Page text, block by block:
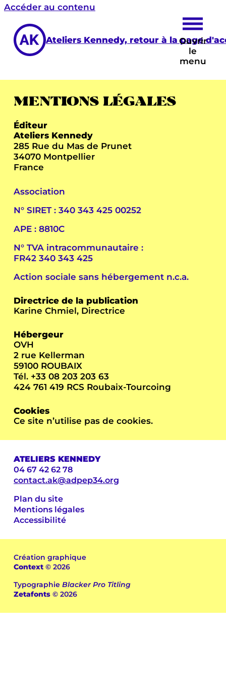
Accéder au contenu
Ateliers Kennedy, retour à la page
Ouvrir
le
menu
MENTIONS LÉGALES
Éditeur
Ateliers Kennedy
285 Rue du Mas de Prunet
34070 Montpellier
France
Association
N° SIRET : 340 343 425 00252
APE : 8810C
N° TVA intracommunautaire :
FR42 340 343 425
Action sociale sans hébergement n.c.a.
Directrice de la publication
Karine Chmiel, Directrice
Hébergeur
OVH
2 rue Kellerman
59100 ROUBAIX
Tél. +33 08 203 203 63
424 761 419 RCS Roubaix-Tourcoing
Cookies
Ce site n’utilise pas de cookies.
ATELIERS KENNEDY
04 67 42 62 78
contact.ak@adpep34.org
Plan du site
Mentions légales
Accessibilité
Création graphique
Context © 2026
Typographie Blacker Pro Titling
Zetafonts © 2026